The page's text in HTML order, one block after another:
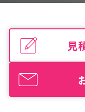
見